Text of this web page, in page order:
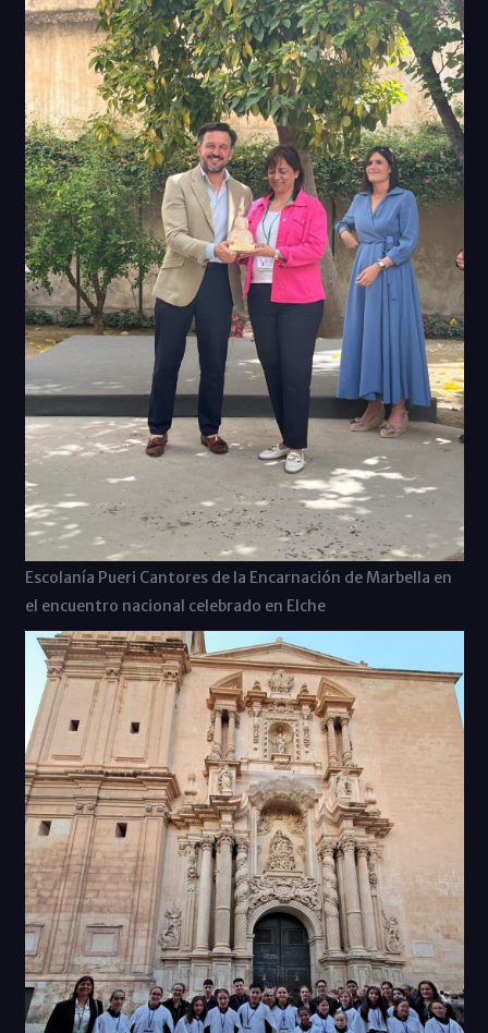
Escolanía Pueri Cantores de la Encarnación de Marbella en
el encuentro nacional celebrado en Elche